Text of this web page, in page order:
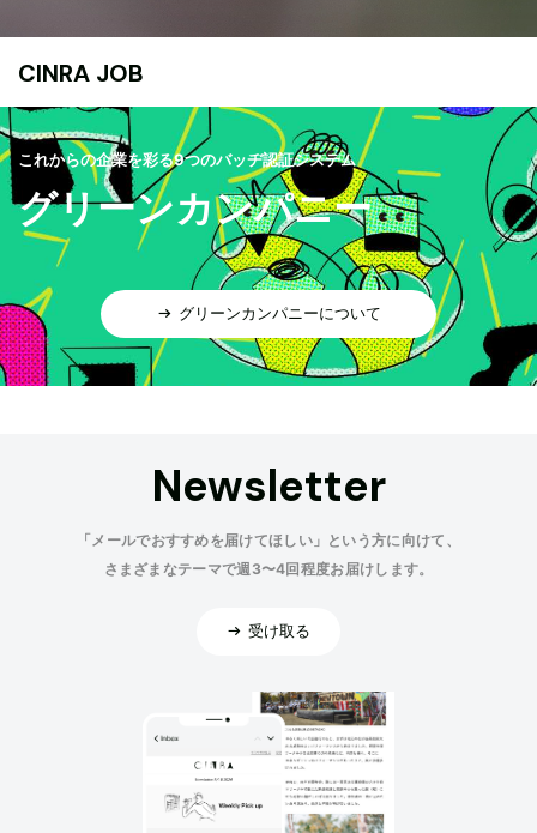
CINRA JOB
これからの企業を彩る9つのバッヂ認証システム
グリーンカンパニー
グリーンカンパニーについて
Newsletter
「メールでおすすめを届けてほしい」という方に向けて、
さまざまなテーマで週3〜4回程度お届けします。
受け取る